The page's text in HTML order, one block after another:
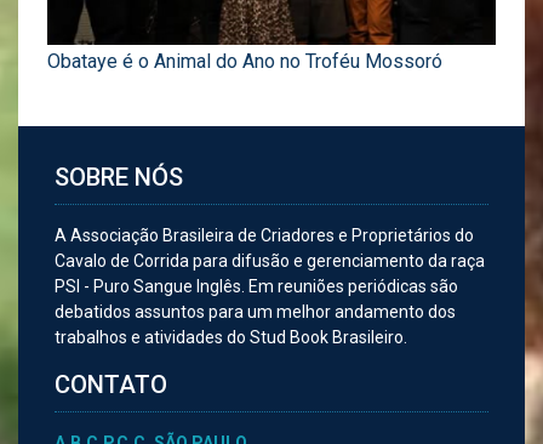
Obataye é o Animal do Ano no Troféu Mossoró
SOBRE NÓS
A Associação Brasileira de Criadores e Proprietários do
Cavalo de Corrida para difusão e gerenciamento da raça
PSI - Puro Sangue Inglês. Em reuniões periódicas são
debatidos assuntos para um melhor andamento dos
trabalhos e atividades do Stud Book Brasileiro.
CONTATO